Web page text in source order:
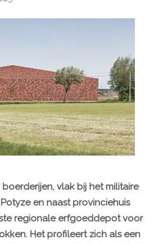
vlak bij het militaire
en naast provinciehuis
regionale erfgoeddepot voor
Het profileert zich als een